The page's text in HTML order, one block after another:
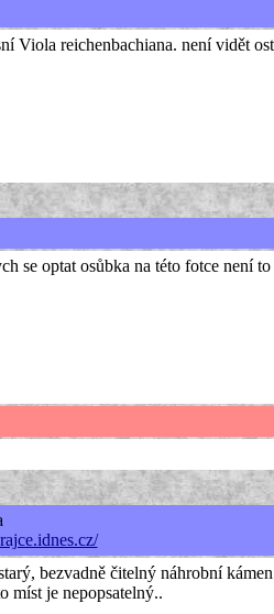
Viola reichenbachiana. není vidět
se optat osůbka na této fotce není
bezvadně čitelný náhrobní
míst je nepopsatelný..